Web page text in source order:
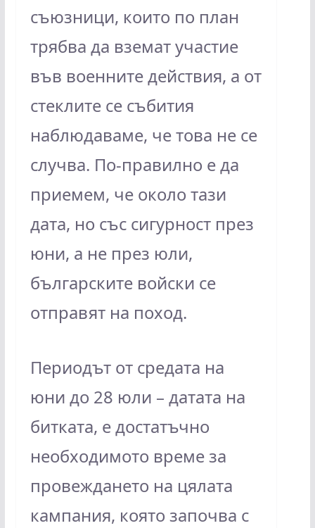
съюзници, които по план
трябва да вземат участие
във военните действия, а от
стеклите се събития
наблюдаваме, че това не се
случва. По-правилно е да
приемем, че около тази
дата, но със сигурност през
юни, а не през юли,
българските войски се
отправят на поход.
Периодът от средата на
юни до 28 юли – датата на
битката, е достатъчно
необходимото време за
провеждането на цялата
кампания, която започва с